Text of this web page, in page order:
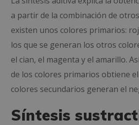
a partir de la combinación de
existen unos colores primarios:
los que se generan los otros
el cian, el magenta y el amarillo.
de los colores primarios obtiene
colores secundarios generan el
Síntesis